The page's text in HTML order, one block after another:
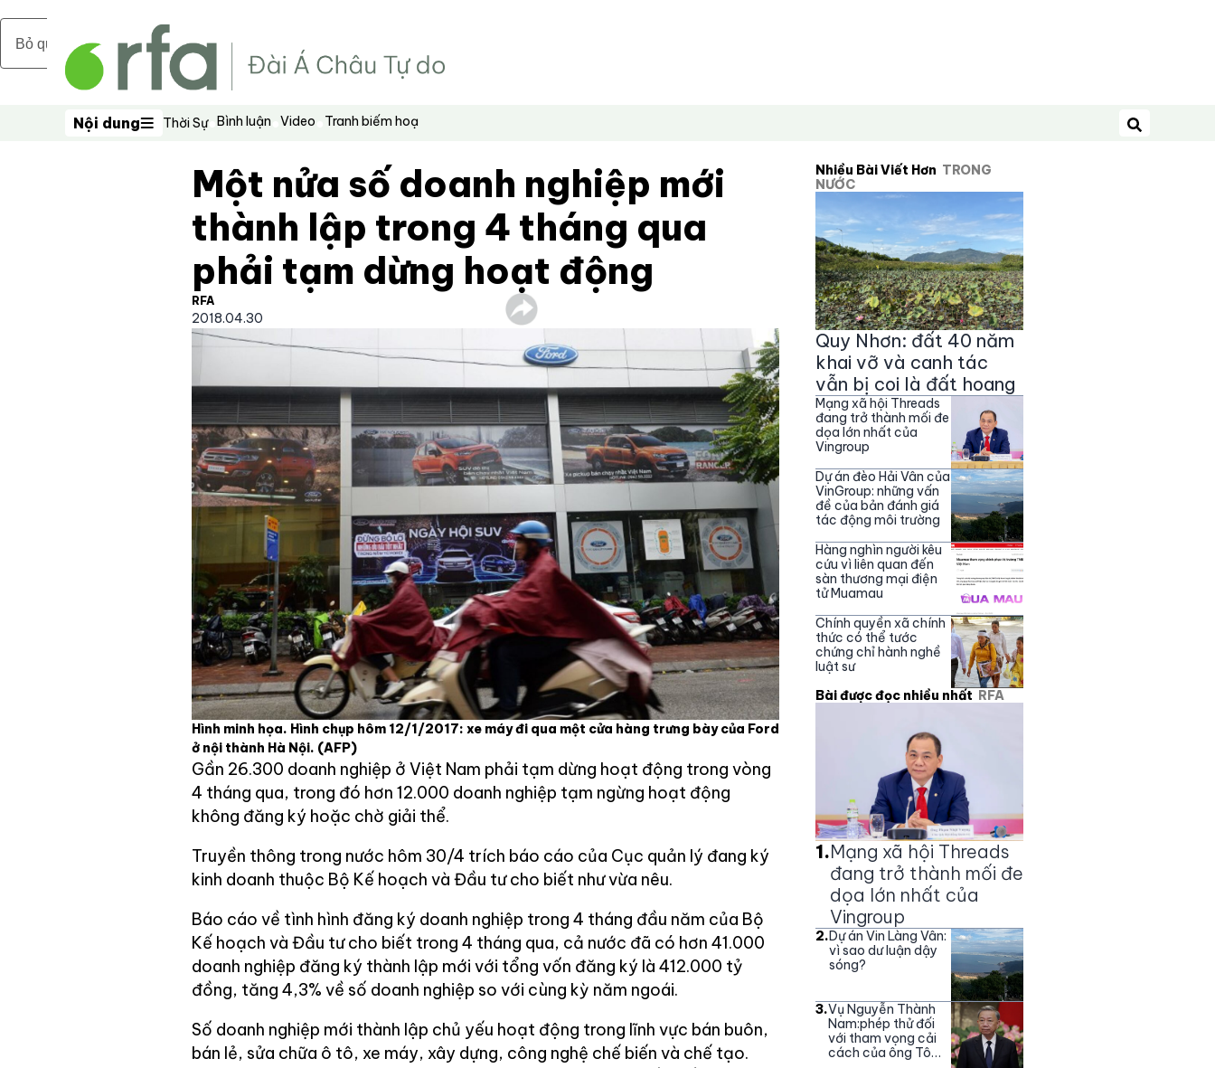
Bỏ qua nội dung chính
Nội dung
Nội dung Thời Sự Bình luận Video Tranh biếm hoạ
Tìm kiếm
Một nửa số doanh nghiệp mới
thành lập trong 4 tháng qua
phải tạm dừng hoạt động
RFA
2018.04.30
Hình minh họa. Hình chụp hôm 12/1/2017: xe máy đi qua một cửa hàng trưng bày của Ford
ở nội thành Hà Nội. (AFP)
Gần 26.300 doanh nghiệp ở Việt Nam phải tạm dừng hoạt động trong vòng
4 tháng qua, trong đó hơn 12.000 doanh nghiệp tạm ngừng hoạt động
không đăng ký hoặc chờ giải thể.
Truyền thông trong nước hôm 30/4 trích báo cáo của Cục quản lý đang ký
kinh doanh thuộc Bộ Kế hoạch và Đầu tư cho biết như vừa nêu.
Báo cáo về tình hình đăng ký doanh nghiệp trong 4 tháng đầu năm của Bộ
Kế hoạch và Đầu tư cho biết trong 4 tháng qua, cả nước đã có hơn 41.000
doanh nghiệp đăng ký thành lập mới với tổng vốn đăng ký là 412.000 tỷ
đồng, tăng 4,3% về số doanh nghiệp so với cùng kỳ năm ngoái.
Số doanh nghiệp mới thành lập chủ yếu hoạt động trong lĩnh vực bán buôn,
bán lẻ, sửa chữa ô tô, xe máy, xây dựng, công nghệ chế biến và chế tạo.
Nhiều Bài Viết Hơn TRONG
NƯỚC
Quy Nhơn: đất 40 năm
khai vỡ và canh tác
vẫn bị coi là đất hoang
Mạng xã hội Threads
đang trở thành mối đe
dọa lớn nhất của
Vingroup
Dự án đèo Hải Vân của
VinGroup: những vấn
đề của bản đánh giá
tác động môi trường
Hàng nghìn người kêu
cứu vì liên quan đến
sàn thương mại điện
tử Muamau
Chính quyền xã chính
thức có thể tước
chứng chỉ hành nghề
luật sư
Bài được đọc nhiều nhất RFA
1.Mạng xã hội Threads
đang trở thành mối đe
dọa lớn nhất của
Vingroup
2.Dự án Vin Làng Vân:
vì sao dư luận dậy
sóng?
3.Vụ Nguyễn Thành
Nam:phép thử đối
với tham vọng cải
cách của ông Tô